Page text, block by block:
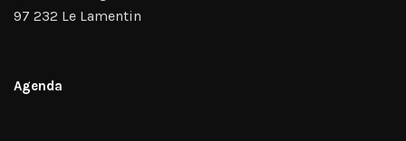
97 232 Le Lamentin
Agenda